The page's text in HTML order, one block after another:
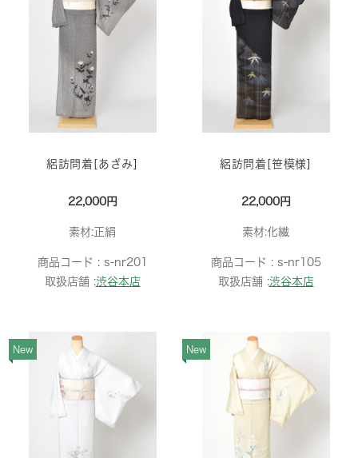
絽訪問着[あざみ]
22,000円
素材:正絹
商品コード : s-nr201
取扱店舗 :渋谷本店
絽訪問着[笹模様]
22,000円
素材:化繊
商品コード : s-nr105
取扱店舗 :渋谷本店
New New